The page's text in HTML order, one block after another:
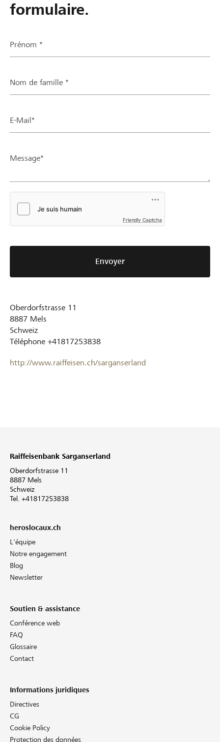
formulaire.
Prénom *
Nom de famille *
E-Mail*
Message*
Friendly Captcha
Envoyer
Oberdorfstrasse 11
8887 Mels
Schweiz
Téléphone +41817253838
http://www.raiffeisen.ch/sarganserland
Raiffeisenbank Sarganserland
Oberdorfstrasse 11
8887 Mels
Schweiz
Tel. +41817253838
heroslocaux.ch
L'équipe
Notre engagement
Blog
Newsletter
Soutien & assistance
Conférence web
FAQ
Glossaire
Contact
Informations juridiques
Directives
CG
Cookie Policy
Protection des données